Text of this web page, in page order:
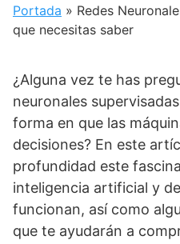
Portada » Redes
que necesitas saber
¿Alguna vez te has
neuronales
forma en que las
decisiones? En este
profundidad este
inteligencia artificial y
funcionan, así como
que te ayudarán a